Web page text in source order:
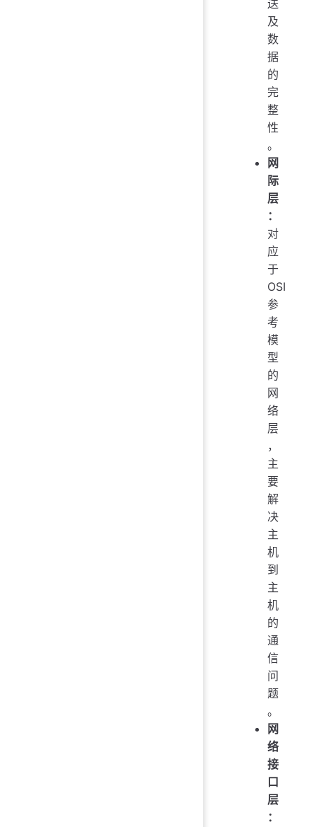
送
及
数
据
的
完
整
性
。
网
际
层
：
对
应
于
OSI
参
考
模
型
的
网
络
层
，
主
要
解
决
主
机
到
主
机
的
通
信
问
题
。
网
络
接
口
层
：